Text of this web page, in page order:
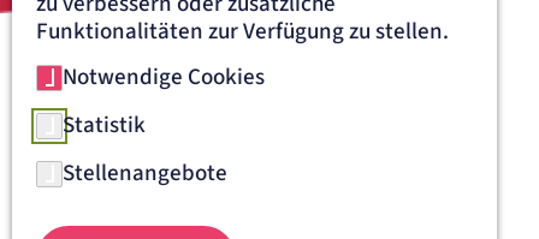
Navigationspfad
ARTEMED FACHKLINIK BAD OEYNHAUSEN
VERANSTALTUNGEN
Informationsabend für
werdende Eltern
Dienstag, 01.12.2026, 17:30 Uhr
Funktionalitäten zur Verfügung zu stellen.
Notwendige Cookies
Statistik
Stellenangebote